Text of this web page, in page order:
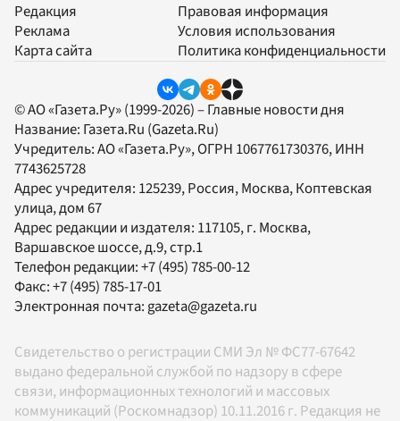
Редакция
Реклама
Карта сайта
Правовая информация
Условия использования
Политика конфиденциальности
© АО «Газета.Ру» (1999-2026) – Главные новости дня
Название: Газета.Ru (Gazeta.Ru)
Учредитель:АО «Газета.Ру», ОГРН 1067761730376, ИНН
7743625728
Адрес учредителя: 125239, Россия, Москва, Коптевская
улица, дом 67
Адрес редакции и издателя: 117105, г. Москва,
Варшавское шоссе, д.9, стр.1
Телефон редакции:+7 (495) 785-00-12
Факс:+7 (495) 785-17-01
Электронная почта:gazeta@gazeta.ru
Свидетельство о регистрации СМИ Эл № ФС77-67642
выдано федеральной службой по надзору в сфере
связи, информационных технологий и массовых
коммуникаций (Роскомнадзор) 10.11.2016 г. Редакция не